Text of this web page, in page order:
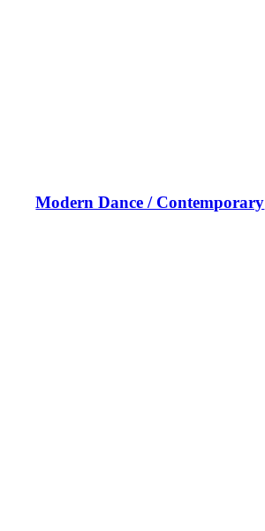
Modern Dance / Contemporary